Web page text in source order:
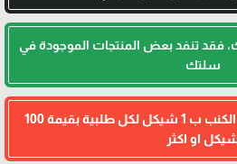
فقد تنفد بعض المنتجات الموجودة في
سلتك
عرض لفتره محدوده طاولة الكنب ب 1 شيكل لكل طلبية بقيمة 100
او اكثر